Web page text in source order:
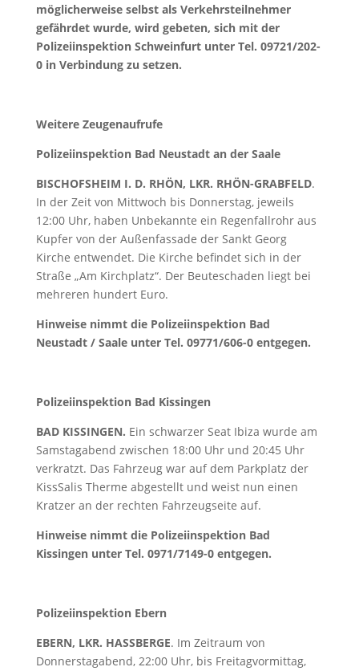
möglicherweise selbst als Verkehrsteilnehmer
gefährdet wurde, wird gebeten, sich mit der
Polizeiinspektion Schweinfurt unter Tel. 09721/202-
0 in Verbindung zu setzen.
Weitere Zeugenaufrufe
Polizeiinspektion Bad Neustadt an der Saale
BISCHOFSHEIM I. D. RHÖN, LKR. RHÖN-GRABFELD.
In der Zeit von Mittwoch bis Donnerstag, jeweils
12:00 Uhr, haben Unbekannte ein Regenfallrohr aus
Kupfer von der Außenfassade der Sankt Georg
Kirche entwendet. Die Kirche befindet sich in der
Straße „Am Kirchplatz“. Der Beuteschaden liegt bei
mehreren hundert Euro.
Hinweise nimmt die Polizeiinspektion Bad
Neustadt / Saale unter Tel. 09771/606-0 entgegen.
Polizeiinspektion Bad Kissingen
BAD KISSINGEN. Ein schwarzer Seat Ibiza wurde am
Samstagabend zwischen 18:00 Uhr und 20:45 Uhr
verkratzt. Das Fahrzeug war auf dem Parkplatz der
KissSalis Therme abgestellt und weist nun einen
Kratzer an der rechten Fahrzeugseite auf.
Hinweise nimmt die Polizeiinspektion Bad
Kissingen unter Tel. 0971/7149-0 entgegen.
Polizeiinspektion Ebern
EBERN, LKR. HASSBERGE. Im Zeitraum von
Donnerstagabend, 22:00 Uhr, bis Freitagvormittag,